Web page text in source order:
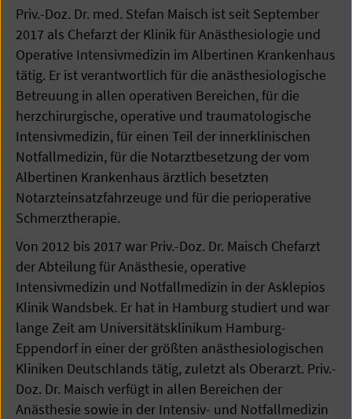
Priv.-Doz. Dr. med. Stefan Maisch ist seit September
2017 als Chefarzt der Klinik für Anästhesiologie und
Operative Intensivmedizin im Albertinen Krankenhaus
tätig. Er ist verantwortlich für die anästhesiologische
Betreuung in allen operativen Bereichen, für die
herzchirurgische, operative und traumatologische
Intensivmedizin, für einen Teil der innerklinischen
Notfallmedizin, für die Notarztbesetzung der vom
Albertinen Krankenhaus ärztlich besetzten
Notarzteinsatzfahrzeuge und für die perioperative
Schmerztherapie.
Von 2012 bis 2017 war Priv.-Doz. Dr. Maisch Chefarzt
der Abteilung für Anästhesie, operative
Intensivmedizin und Notfallmedizin in der Asklepios
Klinik Wandsbek. Er hat in Hamburg studiert und war
lange Zeit am Universitätsklinikum Hamburg-
Eppendorf in einer der größten anästhesiologischen
Kliniken Deutschlands tätig, zuletzt als Oberarzt. Priv.-
Doz. Dr. Maisch verfügt in allen Bereichen der
Anästhesie sowie in der Intensiv- und Notfallmedizin